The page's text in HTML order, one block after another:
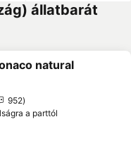
állatbarát
a kedvencekhez
natural
952
a parttól